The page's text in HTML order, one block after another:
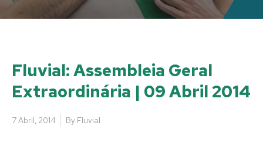
Fluvial: Assembleia Geral
Extraordinária | 09 Abril 2014
7 Abril, 2014 By Fluvial